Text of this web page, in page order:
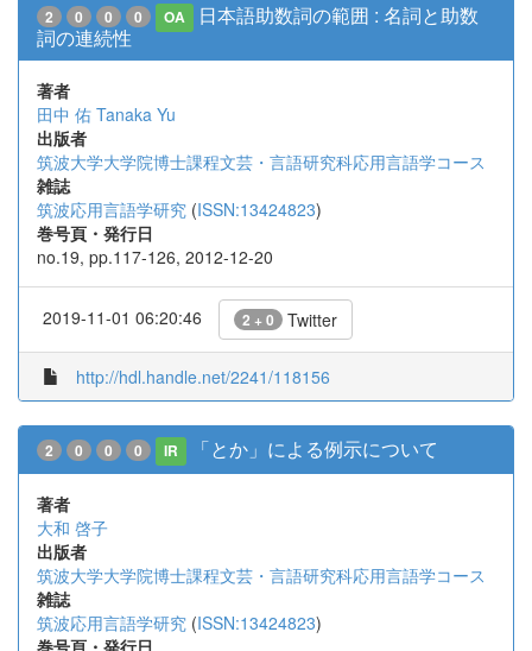
2 0 0 0 OA
日本語助数詞の範囲 : 名詞と助数
詞の連続性
著者
田中 佑 Tanaka Yu
出版者
筑波大学大学院博士課程文芸・言語研究科応用言語学コース
雑誌
筑波応用言語学研究 (ISSN:13424823)
巻号頁・発行日
no.19, pp.117-126, 2012-12-20
2019-11-01 06:20:46 2 + 0 Twitter
http://hdl.handle.net/2241/118156
2 0 0 0 IR 「とか」による例示について
著者
大和 啓子
出版者
筑波大学大学院博士課程文芸・言語研究科応用言語学コース
雑誌
筑波応用言語学研究 (ISSN:13424823)
巻号頁・発行日